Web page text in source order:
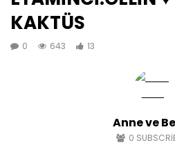
KAKTÜS
0 643 13
Anne ve
0